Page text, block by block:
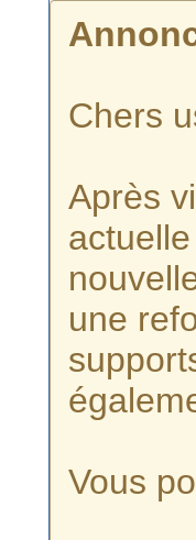
Chers
Après
une
Vous